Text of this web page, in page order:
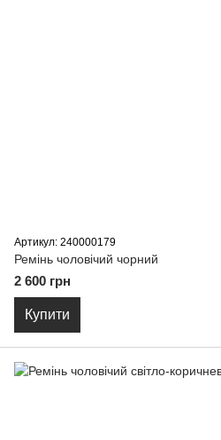
Артикул: 240000179
Ремінь чоловічий чорний
2 600 грн
Купити